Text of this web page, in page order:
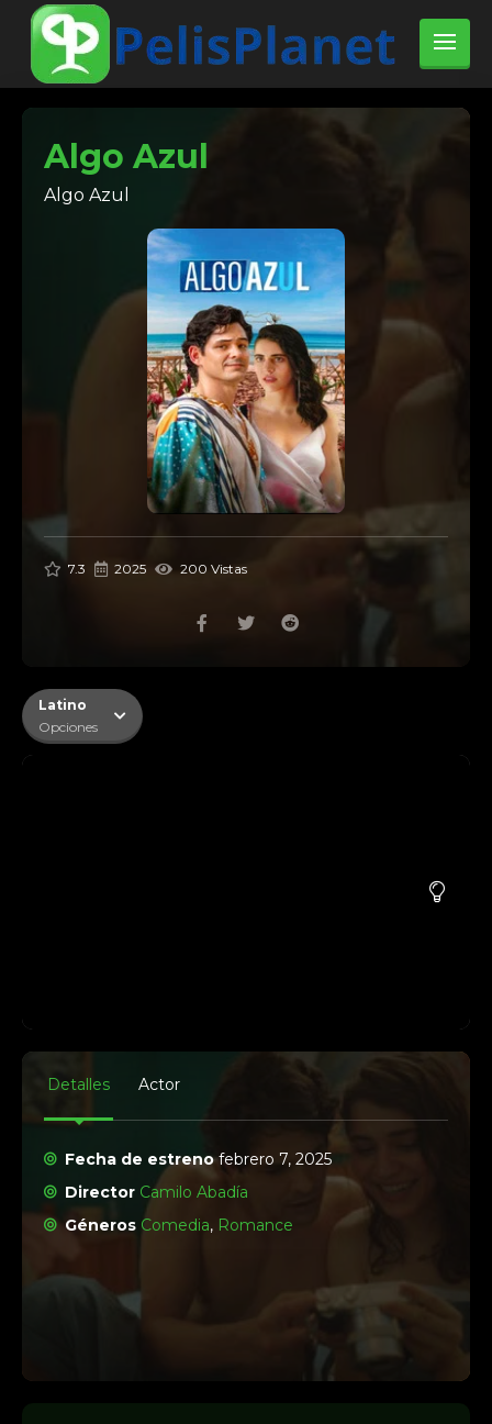
Algo Azul
Algo Azul
7.3 2025 200 Vistas
Latino
Opciones
Detalles Actor
Fecha de estrenofebrero 7, 2025
Director Camilo Abadía
Géneros Comedia, Romance